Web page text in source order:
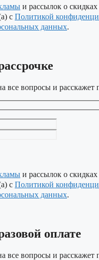
и рассылок о
с Политикой
данных.
все вопросы и расскажет
и рассылок о
с Политикой
данных.
оплате
все вопросы и расскажет